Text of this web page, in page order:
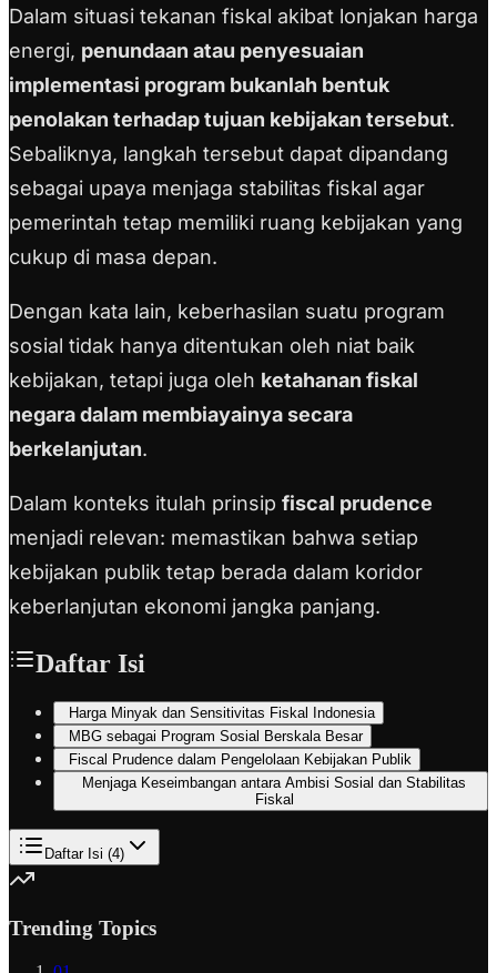
Dalam situasi tekanan fiskal akibat lonjakan harga
energi, penundaan atau penyesuaian
implementasi program bukanlah bentuk
penolakan terhadap tujuan kebijakan tersebut.
Sebaliknya, langkah tersebut dapat dipandang
sebagai upaya menjaga stabilitas fiskal agar
pemerintah tetap memiliki ruang kebijakan yang
cukup di masa depan.
Dengan kata lain, keberhasilan suatu program
sosial tidak hanya ditentukan oleh niat baik
kebijakan, tetapi juga oleh ketahanan fiskal
negara dalam membiayainya secara
berkelanjutan.
Dalam konteks itulah prinsip fiscal prudence
menjadi relevan: memastikan bahwa setiap
kebijakan publik tetap berada dalam koridor
keberlanjutan ekonomi jangka panjang.
Daftar Isi
Harga Minyak dan Sensitivitas Fiskal Indonesia
MBG sebagai Program Sosial Berskala Besar
Fiscal Prudence dalam Pengelolaan Kebijakan Publik
Menjaga Keseimbangan antara Ambisi Sosial dan Stabilitas
Fiskal
Daftar Isi (4)
Trending Topics